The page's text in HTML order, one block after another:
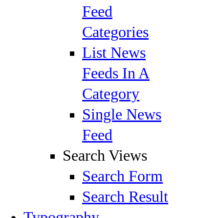
Feed
Categories
List News
Feeds In A
Category
Single News
Feed
Search Views
Search Form
Search Result